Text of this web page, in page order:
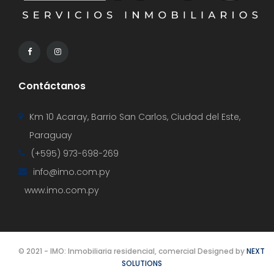
Contáctanos
Km 10 Acaray, Barrio San Carlos, Ciudad del Este,
Paraguay
(+595) 973-698-269
info@imo.com.py
www.imo.com.py
© 2021 - IMO: Inmobiliaria residencial, comercial Designed byNEXT
SOLUTIONS